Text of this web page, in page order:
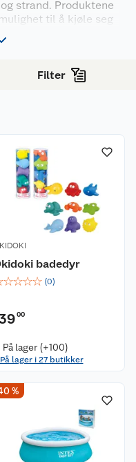
strand. Produktene
til å kjøle seg
vannlek. Velg mellom
ulike aldre og
Filter
badedyr
☆☆☆☆ (0)
00
På lager (+100)
På lager i 27 butikker
%